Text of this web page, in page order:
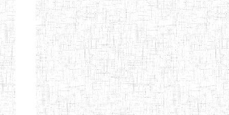
MATSIAZE
ENPIEG
BILINGUE
SENTTI-IBES
20/08/2015 ENIEG Privé
ENIEG PRIVEE
BILINGUE LES
06/06/2016 ENIEG Privé